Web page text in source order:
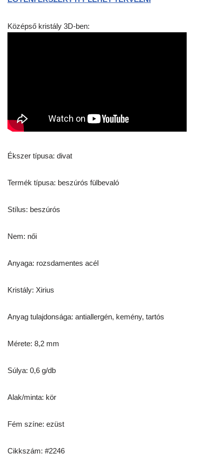
Középső kristály 3D-ben:
Ékszer típusa: divat
Termék típusa: beszúrós fülbevaló
Stílus: beszúrós
Nem: női
Anyaga: rozsdamentes acél
Kristály: Xirius
Anyag tulajdonsága: antiallergén, kemény, tartós
Mérete: 8,2 mm
Súlya: 0,6 g/db
Alak/minta: kör
Fém színe: ezüst
Cikkszám: #2246